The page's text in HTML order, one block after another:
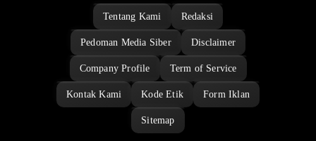
Tentang Kami Redaksi
Pedoman Media Siber Disclaimer
Company Profile Term of Service
Kontak Kami Kode Etik Form Iklan
Sitemap